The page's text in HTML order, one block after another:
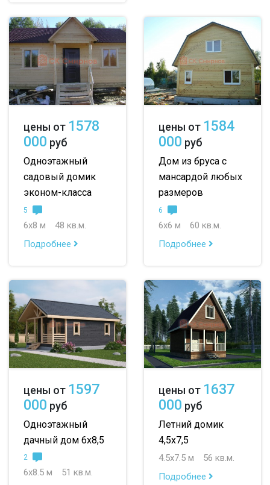
цены от 1578
000 руб
Одноэтажный
садовый домик
эконом-класса
5
6х8 м
48 кв.м.
Подробнее
цены от 1584
000 руб
Дом из бруса с
мансардой любых
размеров
6
6х6 м
60 кв.м.
Подробнее
цены от 1597
000 руб
Одноэтажный
дачный дом 6х8,5
2
6х8.5 м
51 кв.м.
цены от 1637
000 руб
Летний домик
4,5х7,5
4.5х7.5 м
56 кв.м.
Подробнее